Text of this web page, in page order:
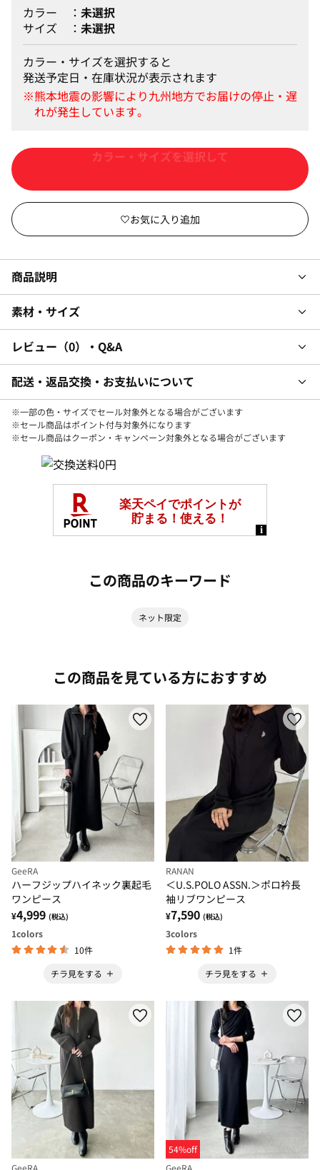
カラー
未選択
サイズ
未選択
カラー・サイズを選択すると
発送予定日・在庫状況が表示されます
商品説明
素材・サイズ
レビュー 0 ・Q&A
配送・返品交換・お支払いについて
※一部の色・サイズでセール対象外となる場合がございます
※セール商品はポイント付与対象外になります
※セール商品はクーポン・キャンペーン対象外となる場合がございます
この商品のキーワード
ネット限定
この商品を見ている方におすすめ
GeeRA
ハーフジップハイネック裏起毛
ワンピース
¥4,999 (税込)
1colors
10件
チラ見をする
RANAN
＜U.S.POLO ASSN.＞ポロ衿長
袖リブワンピース
¥7,590 (税込)
3colors
1件
チラ見をする
GeeRA
54%off
GeeRA